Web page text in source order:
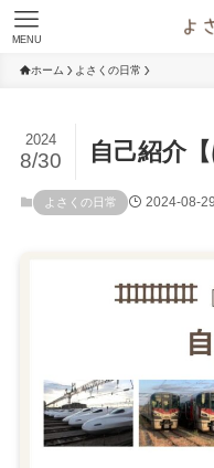
MENU
ホーム よさくの日常
自己紹介
2024
8/30
よさくの日常 2024-08-29